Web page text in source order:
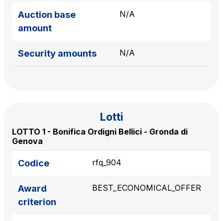
Administrative, general and property management
services
Giovia
Cleaning activities on outdoor sites, green areas and
Società Italiana per il Traforo del Monte Bianco
S.p.A.
Network Km: 6
Raccordo Autostradale Valle d’Aosta S.p.A.
Concession expiring in 2032
Auction base
amount
N/A
Security amounts N/A
Lotti
LOTTO 1 - Bonifica Ordigni Bellici - Gronda di
Genova
Codice rfq_904
Award
criterion
BEST_ECONOMICAL_OFFER